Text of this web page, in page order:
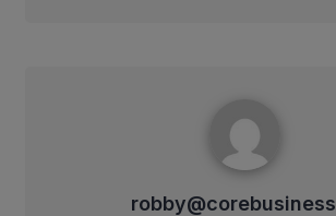
robby@corebusiness